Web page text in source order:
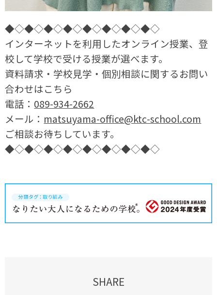
◆◇◆◇◆◇◆◇◆◇◆◇◆◇◆◇
インターネットを利用したオンライン授業、登
校して学校で受ける授業が選べます。
資料請求・学校見学・個別相談に関するお問い
合わせはこちら
電話： 089-934-2662
メール： matsuyama-office@ktc-school.com
ご相談お待ちしています。
◆◇◆◇◆◇◆◇◆◇◆◇◆◇◆◇
SHARE